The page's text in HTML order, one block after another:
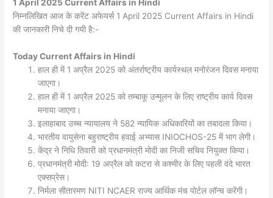
1 April 2025Current Affairs in Hindi
निम्नलिखित आज के करेंट अफेयर्स 1 April 2025 Current Affairs in Hindi
की जानकारी निचे दी गयी है:-
TodayCurrent Affairs in Hindi
हाल ही में 1 अप्रैल 2025 को अंतर्राष्ट्रीय कार्यस्थल मनोरंजन दिवस मनाया
जाएगा।
हाल ही में 1 अप्रैल 2025 को तम्बाकू उन्मूलन के लिए राष्ट्रीय कार्य दिवस
मनाया जाएगा।
इलाहाबाद उच्च न्यायालय ने 582 न्यायिक अधिकारियों का तबादला किया।
भारतीय वायुसेना बहुराष्ट्रीय हवाई अभ्यास INIOCHOS-25 में भाग लेगी।
केंद्र ने निधि तिवारी को प्रधानमंत्री मोदी का निजी सचिव नियुक्त किया।
प्रधानमंत्री मोदी: 19 अप्रैल को कटरा से कश्मीर के लिए पहली वंदे भारत
एक्सप्रेस।
निर्मला सीतारमण NITI NCAER राज्य आर्थिक मंच पोर्टल लॉन्च करेंगी।